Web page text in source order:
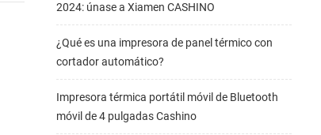
2024: únase a Xiamen CASHINO
¿Qué es una impresora de panel térmico con
cortador automático?
Impresora térmica portátil móvil de Bluetooth
móvil de 4 pulgadas Cashino